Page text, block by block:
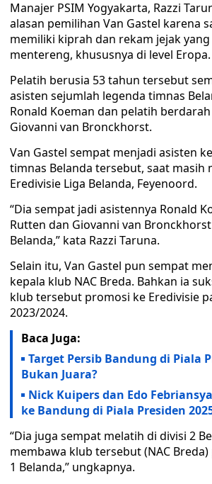
Manajer PSIM Yogyakarta, Razzi
alasan pemilihan Van Gastel karena
memiliki kiprah dan rekam jejak
mentereng, khususnya di level Eropa.
Pelatih berusia 53 tahun tersebut
asisten sejumlah legenda timnas
Ronald Koeman dan pelatih
Giovanni van Bronckhorst.
Van Gastel sempat menjadi asisten
timnas Belanda tersebut, saat masih
Eredivisie Liga Belanda, Feyenoord.
“Dia sempat jadi asistennya Ronald
Rutten dan Giovanni van
Belanda,” kata Razzi Taruna.
Selain itu, Van Gastel pun sempat
kepala klub NAC Breda. Bahkan ia
klub tersebut promosi ke Eredivisie
2023/2024.
Baca Juga:
Target Persib Bandung di Piala
Bukan Juara?
Nick Kuipers dan Edo
ke Bandung di Piala Presiden
“Dia juga sempat melatih di divisi 2
membawa klub tersebut (NAC
1 Belanda,” ungkapnya.